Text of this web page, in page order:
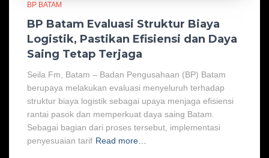
BP BATAM
BP Batam Evaluasi Struktur Biaya
Logistik, Pastikan Efisiensi dan Daya
Saing Tetap Terjaga
Seila Fm, Batam – Badan Pengusahaan (BP) Batam
berupaya melakukan evaluasi menyeluruh terhadap
struktur biaya logistik sebagai upaya menjaga efisiensi
rantai pasok dan memperkuat daya saing Batam.
Sebagai bagian dari proses tersebut, implementasi
penyesuaian tarif Read more…